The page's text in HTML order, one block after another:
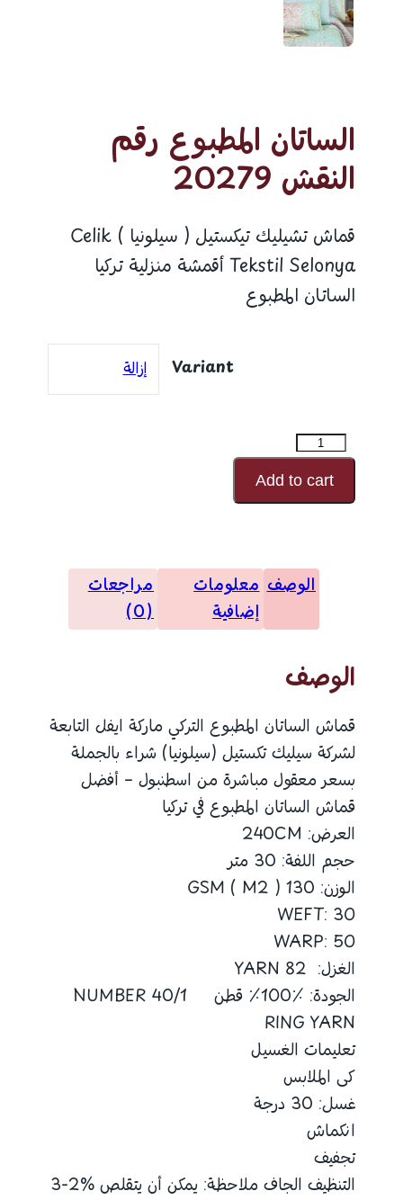
الساتان المطبوع رقم
النقش 20279
قماش تشيليك تيكستيل ( سيلونيا ) Celik
Tekstil Selonya أقمشة منزلية تركيا
الساتان المطبوع
Variant إزالة
كمية
الساتان
المطبوع
20279
Add to cart
الوصف معلومات
إضافية
مراجعات
(0)
الوصف
قماش الساتان المطبوع التركي ماركة ايفل التابعة
لشركة سيليك تكستيل (سيلونيا) شراء بالجملة
بسعر معقول مباشرة من اسطنبول – أفضل
قماش الساتان المطبوع في تركيا
العرض: 240CM
حجم اللفة: 30 متر
الوزن: 130 GSM ( M2 )
WEFT: 30
WARP: 50
الغزل: 82 YARN
الجودة: ٪100٪ قطن 40/1 NUMBER
RING YARN
تعليمات الغسيل
كى الملابس
غسل: 30 درجة
انكماش
تجفيف
التنظيف الجاف ملاحظة: يمكن أن يتقلص %2-3